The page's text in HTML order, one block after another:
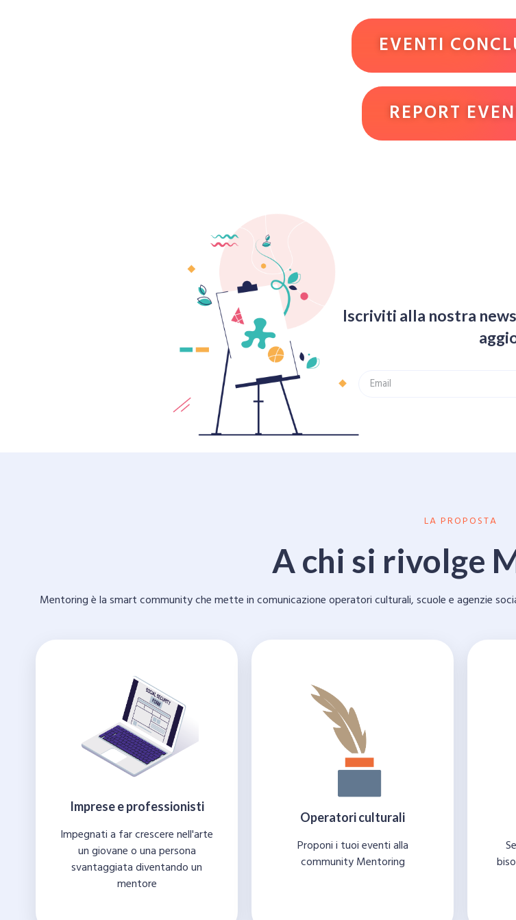
EVENTI
REPORT
Iscriviti alla nostra
LA PROPOSTA
A chi si rivolge
Mentoring è la smart community che mette in comunicazione operatori culturali, scuole e agenzie
Imprese e professionisti
Impegnati a far crescere nell'arte
un giovane o una persona
svantaggiata diventando un
mentore
Operatori culturali
Proponi i tuoi eventi alla
community Mentoring